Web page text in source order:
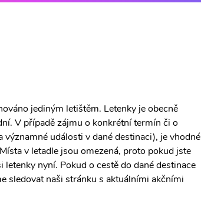
jediným letištěm. Letenky je obecně
V případě zájmu o konkrétní termín či o
události v dané destinaci), je vhodné
v letadle jsou omezená, proto pokud jste
nyní. Pokud o cestě do dané destinace
sledovat naši stránku s aktuálními akčními